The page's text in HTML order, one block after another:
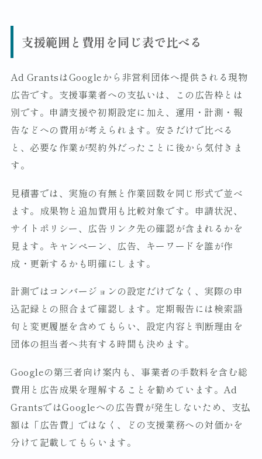
支援範囲と費用を同じ表で比べる
Ad GrantsはGoogleから非営利団体へ提供される現物
広告です。支援事業者への支払いは、この広告枠とは
別です。申請支援や初期設定に加え、運用・計測・報
告などへの費用が考えられます。安さだけで比べる
と、必要な作業が契約外だったことに後から気付きま
す。
見積書では、実施の有無と作業回数を同じ形式で並べ
ます。成果物と追加費用も比較対象です。申請状況、
サイトポリシー、広告リンク先の確認が含まれるかを
見ます。キャンペーン、広告、キーワードを誰が作
成・更新するかも明確にします。
計測ではコンバージョンの設定だけでなく、実際の申
込記録との照合まで確認します。定期報告には検索語
句と変更履歴を含めてもらい、設定内容と判断理由を
団体の担当者へ共有する時間も決めます。
Googleの第三者向け案内も、事業者の手数料を含む総
費用と広告成果を理解することを勧めています。Ad
GrantsではGoogleへの広告費が発生しないため、支払
額は「広告費」ではなく、どの支援業務への対価かを
分けて記載してもらいます。